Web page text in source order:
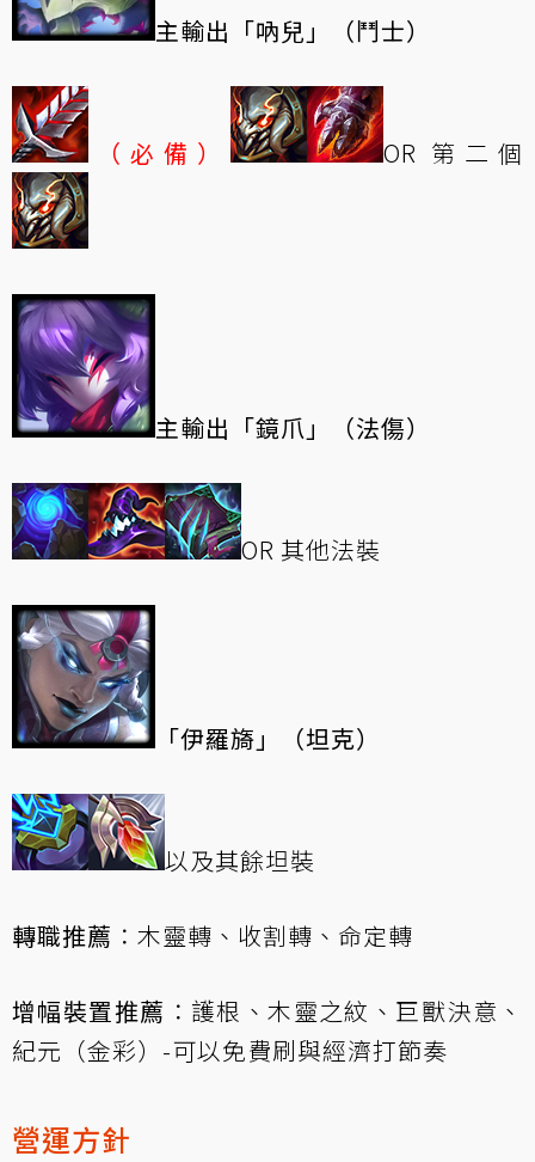
主輸出「吶兒」（鬥士）
（必備） OR 第二個
主輸出「鏡爪」（法傷）
OR 其他法裝
「伊羅旖」（坦克）
以及其餘坦裝
轉職推薦 ：木靈轉、收割轉、命定轉
增幅裝置推薦 ：護根、木靈之紋、巨獸決意、
紀元（金彩）-可以免費刷與經濟打節奏
營運方針